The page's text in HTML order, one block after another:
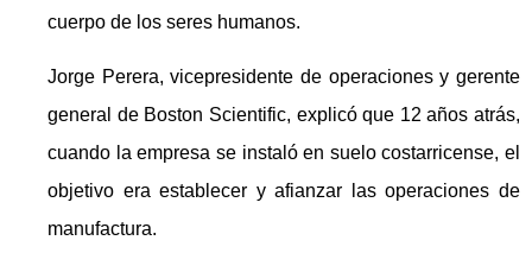
cuerpo de los seres humanos.
Jorge Perera, vicepresidente de operaciones y gerente
general de Boston Scientific, explicó que 12 años atrás,
cuando la empresa se instaló en suelo costarricense, el
objetivo era establecer y afianzar las operaciones de
manufactura.